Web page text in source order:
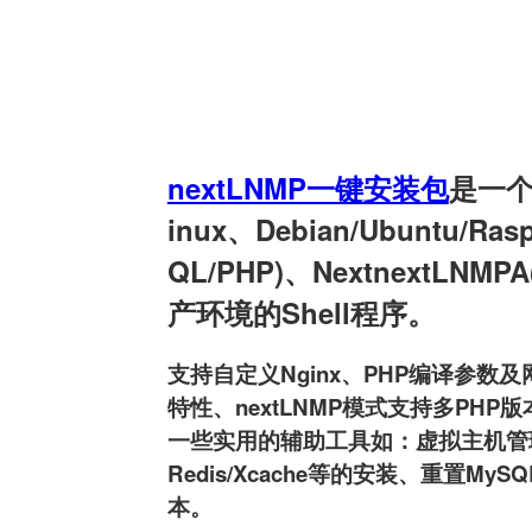
nextLNMP一键安装包是一
inux、Debian/Ubuntu/
QL/PHP)、
产环境的Shell程序。
支持自定义Nginx、PHP编译参数及
特性、nextLNMP模式支持多PHP
一些实用的辅助工具如：虚拟主机
Redis/Xcache等的安装、重置
本。